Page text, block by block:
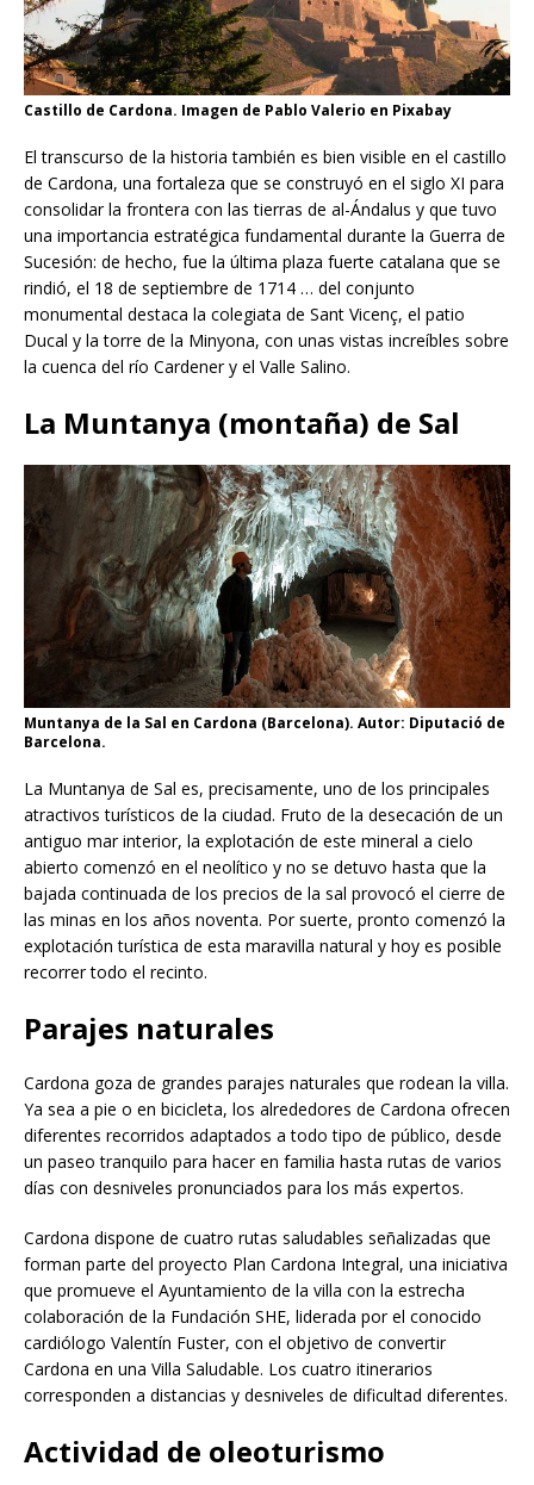
Castillo de Cardona. Imagen de Pablo Valerio en Pixabay
El transcurso de la historia también es bien visible en el castillo
de Cardona, una fortaleza que se construyó en el siglo XI para
consolidar la frontera con las tierras de al-Ándalus y que tuvo
una importancia estratégica fundamental durante la Guerra de
Sucesión: de hecho, fue la última plaza fuerte catalana que se
rindió, el 18 de septiembre de 1714 … del conjunto
monumental destaca la colegiata de Sant Vicenç, el patio
Ducal y la torre de la Minyona, con unas vistas increíbles sobre
la cuenca del río Cardener y el Valle Salino.
La Muntanya (montaña) de Sal
Muntanya de la Sal en Cardona (Barcelona). Autor: Diputació de
Barcelona.
La Muntanya de Sal es, precisamente, uno de los principales
atractivos turísticos de la ciudad. Fruto de la desecación de un
antiguo mar interior, la explotación de este mineral a cielo
abierto comenzó en el neolítico y no se detuvo hasta que la
bajada continuada de los precios de la sal provocó el cierre de
las minas en los años noventa. Por suerte, pronto comenzó la
explotación turística de esta maravilla natural y hoy es posible
recorrer todo el recinto.
Parajes naturales
Cardona goza de grandes parajes naturales que rodean la villa.
Ya sea a pie o en bicicleta, los alrededores de Cardona ofrecen
diferentes recorridos adaptados a todo tipo de público, desde
un paseo tranquilo para hacer en familia hasta rutas de varios
días con desniveles pronunciados para los más expertos.
Cardona dispone de cuatro rutas saludables señalizadas que
forman parte del proyecto Plan Cardona Integral, una iniciativa
que promueve el Ayuntamiento de la villa con la estrecha
colaboración de la Fundación SHE, liderada por el conocido
cardiólogo Valentín Fuster, con el objetivo de convertir
Cardona en una Villa Saludable. Los cuatro itinerarios
corresponden a distancias y desniveles de dificultad diferentes.
Actividad de oleoturismo